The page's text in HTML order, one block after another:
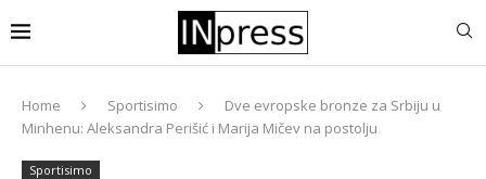
Home Sportisimo
Dve evropske bronze za Srbiju u
Minhenu: Aleksandra Perišić i Marija Mičev na postolju
Sportisimo